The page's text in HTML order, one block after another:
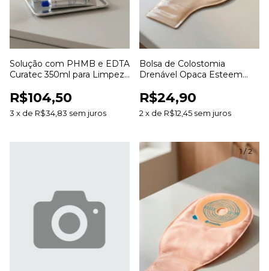
Solução com PHMB e EDTA
Curatec 350ml para Limpeza
R$104,50
3 x de R$34,83 sem juros
Bolsa de Colostomia
Drenável Opaca Esteem
Estomias
R$24,90
2 x de R$12,45 sem juros
1/2